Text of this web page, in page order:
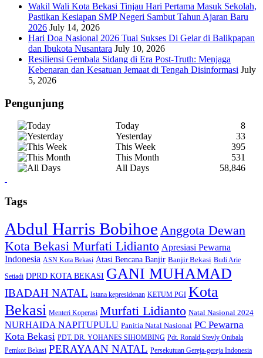
Wakil Wali Kota Bekasi Tinjau Hari Pertama Masuk Sekolah,
Pastikan Kesiapan SMP Negeri Sambut Tahun Ajaran Baru
2026 July 14, 2026
Hari Doa Nasional 2026 Tuai Sukses Di Gelar di Balikpapan
dan Ibukota Nusantara July 10, 2026
Resiliensi Gembala Sidang di Era Post-Truth: Menjaga
Kebenaran dan Kesatuan Jemaat di Tengah Disinformasi July
5, 2026
Pengunjung
Today
8
Yesterday
33
This Week
395
This Month
531
All Days
58,846
Tags
Abdul Harris Bobihoe Anggota Dewan
Kota Bekasi Murfati Lidianto Apresiasi Pewarna
Indonesia ASN Kota Bekasi Atasi Bencana Banjir Banjir Bekasi Budi Arie
Setiadi DPRD KOTA BEKASI GANI MUHAMAD
IBADAH NATAL Istana kepresidenan KETUM PGI Kota
Bekasi Menteri Koperasi Murfati Lidianto Natal Nasional 2024
NURHAIDA NAPITUPULU Panitia Natal Nasional PC Pewarna
Kota Bekasi PDT. DR. YOHANES SIHOMBING Pdt. Ronald Stevly Onibala
Pemkot Bekasi PERAYAAN NATAL Persekutuan Gereja-gereja Indonesia